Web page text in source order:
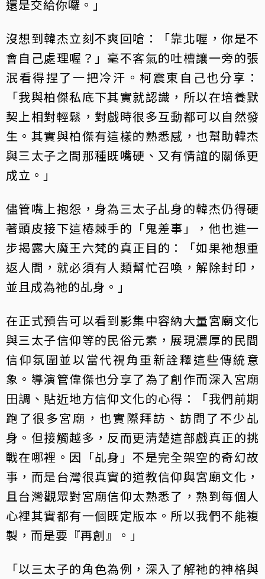
還是交給你囉。」
沒想到韓杰立刻不爽回嗆：「靠北喔，你是不
會自己處理喔？」毫不客氣的吐槽讓一旁的張
泯看得捏了一把冷汗。柯震東自己也分享：
「我與柏傑私底下其實就認識，所以在培養默
契上相對輕鬆，對戲時很多互動都可以自然發
生。其實與柏傑有這樣的熟悉感，也幫助韓杰
與三太子之間那種既嘴硬、又有情誼的關係更
成立。」
儘管嘴上抱怨，身為三太子乩身的韓杰仍得硬
著頭皮接下這樁棘手的「鬼差事」，他也進一
步揭露大魔王六梵的真正目的：「如果祂想重
返人間，就必須有人類幫忙召喚，解除封印，
並且成為祂的乩身。」
在正式預告可以看到影集中容納大量宮廟文化
與三太子信仰等的民俗元素，展現濃厚的民間
信仰氛圍並以當代視角重新詮釋這些傳統意
象。導演管偉傑也分享了為了創作而深入宮廟
田調、貼近地方信仰文化的心得：「我們前期
跑了很多宮廟，也實際拜訪、訪問了不少乩
身。但接觸越多，反而更清楚這部戲真正的挑
戰在哪裡。因「乩身」不是完全架空的奇幻故
事，而是台灣很真實的道教信仰與宮廟文化，
且台灣觀眾對宮廟信仰太熟悉了，熟到每個人
心裡其實都有一個既定版本。所以我們不能複
製，而是要『再創』。」
「以三太子的角色為例，深入了解祂的神格與